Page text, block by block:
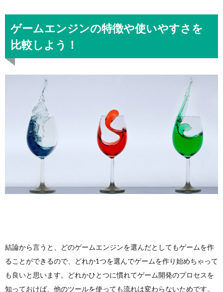
ゲームエンジンの特徴や使いやすさを
比較しよう！
結論から言うと、どのゲームエンジンを選んだとしてもゲームを作
ることができるので、どれか1つを選んでゲームを作り始めちゃって
も良いと思います。どれかひとつに慣れてゲーム開発のプロセスを
知っておけば、他のツールを使っても流れは変わらないためです。